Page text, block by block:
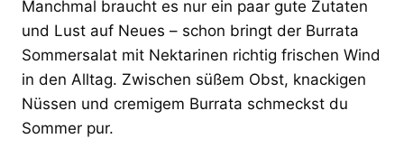
Manchmal braucht es nur ein paar gute Zutaten
und Lust auf Neues – schon bringt der Burrata
Sommersalat mit Nektarinen richtig frischen Wind
in den Alltag. Zwischen süßem Obst, knackigen
Nüssen und cremigem Burrata schmeckst du
Sommer pur.